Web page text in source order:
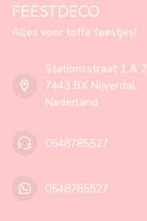
FEESTDECO
Alles voor toffe feestjes!
Stationsstraat 1 & 2
7443 BX Nijverdal
Nederland
0548785527
0548785527